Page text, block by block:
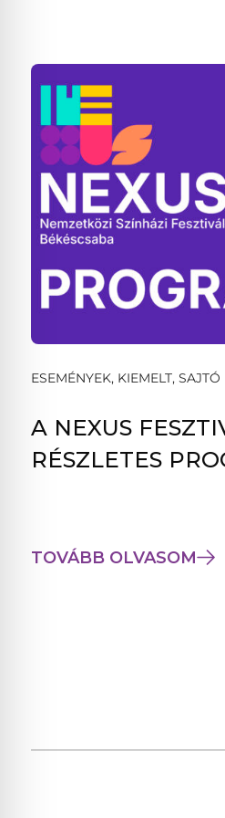
ESEMÉNYEK, KIEMELT, SAJTÓ
A NEXUS
RÉSZLETES
TOVÁBB OLVASOM